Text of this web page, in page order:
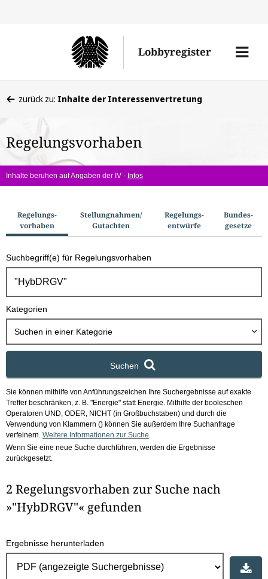
den
Lobbyregister
Menü
befinden
hier:
zurück zu: Inhalte der Interessenvertretung
Regelungsvorhaben
Inhalte beruhen auf Angaben der IV - Infos
u
c
h
o
Regelungs­
vorhaben
Stellungnahmen/​
Gutachten
Regelungs­
entwürfe
Bundes­
gesetze
Suchbegriff(e) für Regelungsvorhaben
Kategorien
Suchen in einer Kategorie
Suchen
Sie können mithilfe von Anführungszeichen Ihre Suchergebnisse auf exakte
Treffer beschränken, z. B. "Energie" statt Energie. Mithilfe der booleschen
Operatoren UND, ODER, NICHT (in Großbuchstaben) und durch die
Verwendung von Klammern () können Sie außerdem Ihre Suchanfrage
verfeinern. Weitere Informationen zur Suche
Wenn Sie eine neue Suche durchführen, werden die Ergebnisse
zurückgesetzt.
2 Regelungsvorhaben zur Suche nach
»"HybDRGV"« gefunden
Ergebnisse herunterladen